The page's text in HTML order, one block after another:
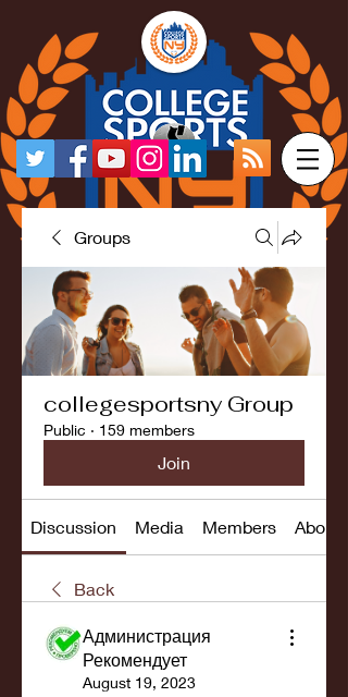
Groups
collegesportsny Group
Public · 159 members
Join
Discussion Media Members About
Back
Администрация
Рекомендует
August 19, 2023